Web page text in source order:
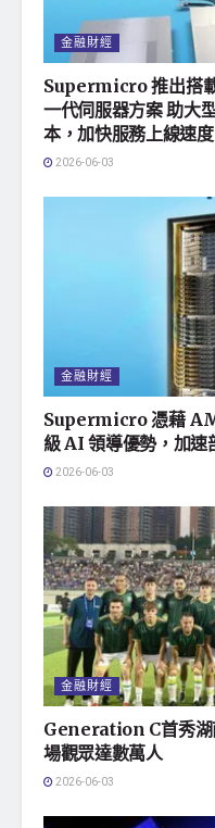
金融財經
Supermicro 推出搭
一代伺服器方案 助大
本，加快服務上線速度
2026-06-03
金融財經
Supermicro 憑藉
級 AI 領導優勢，加速
2026-06-03
金融財經
Generation C首秀湖
場觀眾達數萬人
2026-06-03